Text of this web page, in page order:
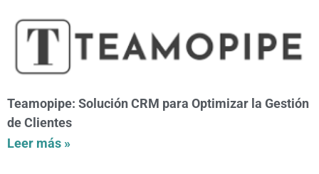
Teamopipe: Solución CRM para Optimizar la Gestión
de Clientes
Leer más »